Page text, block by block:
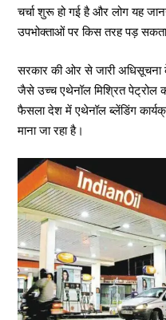
चर्चा शुरू हो गई है और लोग यह
उपभोक्ताओं पर किस तरह पड़
सरकार की ओर से जारी
जैसे उच्च एथेनॉल मिश्रित पेट्रोल
फैसला देश में एथेनॉल ब्लेंडिंग
माना जा रहा है।